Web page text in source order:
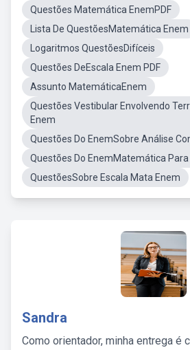
Questões Matemática EnemPDF
Lista De QuestõesMatemática Enem
Logaritmos QuestõesDifíceis
Questões DeEscala Enem PDF
Assunto MatemáticaEnem
Questões Vestibular Envolvendo
Enem
Questões Do EnemSobre Análise
Questões Do EnemMatemática
QuestõesSobre Escala Mata Enem
Sandra
Como orientador, minha entrega é